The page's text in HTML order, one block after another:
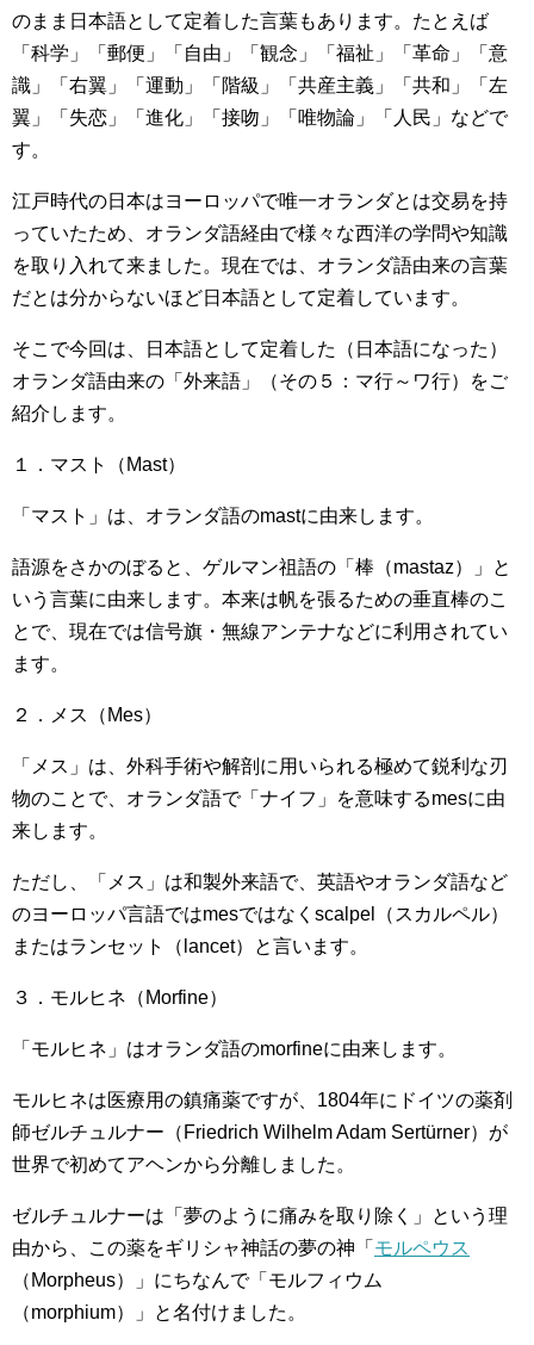
のまま日本語として定着した言葉もあります。たとえば
「科学」「郵便」「自由」「観念」「福祉」「革命」「意
識」「右翼」「運動」「階級」「共産主義」「共和」「左
翼」「失恋」「進化」「接吻」「唯物論」「人民」などで
す。
江戸時代の日本はヨーロッパで唯一オランダとは交易を持
っていたため、オランダ語経由で様々な西洋の学問や知識
を取り入れて来ました。現在では、オランダ語由来の言葉
だとは分からないほど日本語として定着しています。
そこで今回は、日本語として定着した（日本語になった）
オランダ語由来の「外来語」（その５：マ行～ワ行）をご
紹介します。
１．マスト（Mast）
「マスト」は、オランダ語のmastに由来します。
語源をさかのぼると、ゲルマン祖語の「棒（mastaz）」と
いう言葉に由来します。本来は帆を張るための垂直棒のこ
とで、現在では信号旗・無線アンテナなどに利用されてい
ます。
２．メス（Mes）
「メス」は、外科手術や解剖に用いられる極めて鋭利な刃
物のことで、オランダ語で「ナイフ」を意味するmesに由
来します。
ただし、「メス」は和製外来語で、英語やオランダ語など
のヨーロッパ言語ではmesではなくscalpel（スカルペル）
またはランセット（lancet）と言います。
３．モルヒネ（Morfine）
「モルヒネ」はオランダ語のmorfineに由来します。
モルヒネは医療用の鎮痛薬ですが、1804年にドイツの薬剤
師ゼルチュルナー（Friedrich Wilhelm Adam Sertürner）が
世界で初めてアヘンから分離しました。
ゼルチュルナーは「夢のように痛みを取り除く」という理
由から、この薬をギリシャ神話の夢の神「 モルペウス
（Morpheus）」にちなんで「モルフィウム
（morphium）」と名付けました。